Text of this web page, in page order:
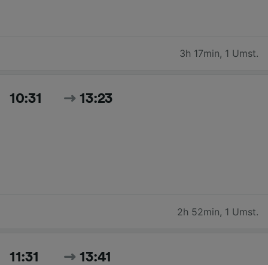
3h 17min, 1 Umst.
10:31 13:23
2h 52min, 1 Umst.
11:31 13:41